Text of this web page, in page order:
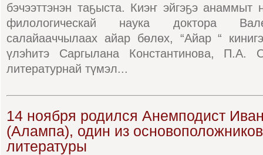
бэчээттэнэн таҕыста. Киэҥ эйгэҕэ анаммыт
филологическай наука доктора
салайааччылаах айар бөлөх, “Айар “
үлэһитэ Саргылана Константинова, П.А.
литературнай түмэл...
14 ноября родился Анемподист
(Алампа), один из основоположников
литературы